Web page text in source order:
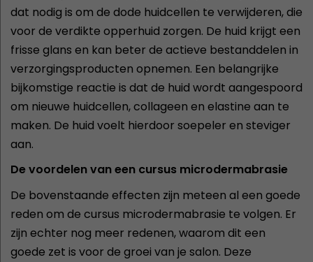
dat nodig is om de dode huidcellen te verwijderen, die
voor de verdikte opperhuid zorgen. De huid krijgt een
frisse glans en kan beter de actieve bestanddelen in
verzorgingsproducten opnemen. Een belangrijke
bijkomstige reactie is dat de huid wordt aangespoord
om nieuwe huidcellen, collageen en elastine aan te
maken. De huid voelt hierdoor soepeler en steviger
aan.
De voordelen van een cursus microdermabrasie
De bovenstaande effecten zijn meteen al een goede
reden om de cursus microdermabrasie te volgen. Er
zijn echter nog meer redenen, waarom dit een
goede zet is voor de groei van je salon. Deze